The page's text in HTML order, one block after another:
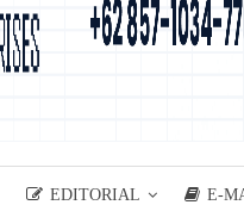
EDITORIAL E-